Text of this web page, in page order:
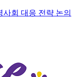
회 대응 전략 논의